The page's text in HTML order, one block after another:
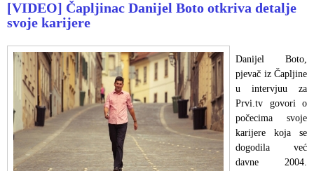
[VIDEO] Čapljinac Danijel Boto otkriva detalje
svoje karijere
Danijel Boto,
pjevač iz Čapljine
u intervjuu za
Prvi.tv govori o
počecima svoje
karijere koja se
dogodila već
davne 2004.